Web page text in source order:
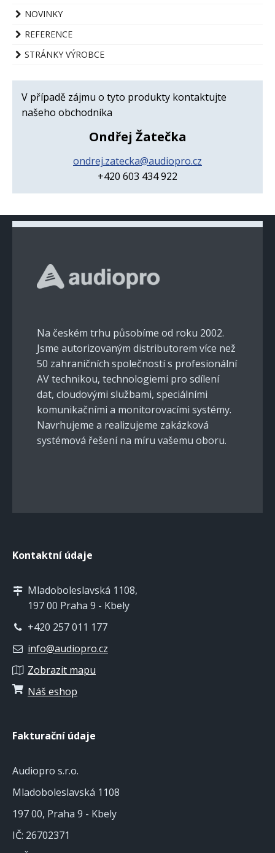
NOVINKY
REFERENCE
STRÁNKY VÝROBCE
V případě zájmu o tyto produkty kontaktujte
našeho obchodníka
Ondřej Žatečka
ondrej.zatecka@audiopro.cz
+420 603 434 922
Na českém trhu působíme od roku 2002.
Jsme autorizovaným distributorem více než
50 zahraničních společností s profesionální
AV technikou, technologiemi pro sdílení
dat, cloudovými službami, speciálními
komunikačními a monitorovacími systémy.
Navrhujeme a realizujeme zakázková
systémová řešení na míru vašemu oboru.
Kontaktní údaje
Mladoboleslavská 1108,
197 00 Praha 9 - Kbely
+420 257 011 177
info@audiopro.cz
Zobrazit mapu
Náš eshop
Fakturační údaje
Audiopro s.r.o.
Mladoboleslavská 1108
197 00, Praha 9 - Kbely
IČ: 26702371